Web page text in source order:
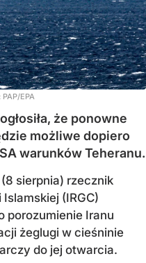
PAP/EPA
że ponowne
możliwe dopiero
warunków Teheranu.
sierpnia) rzecznik
(IRGC)
porozumienie Iranu
żeglugi w cieśninie
do jej otwarcia.